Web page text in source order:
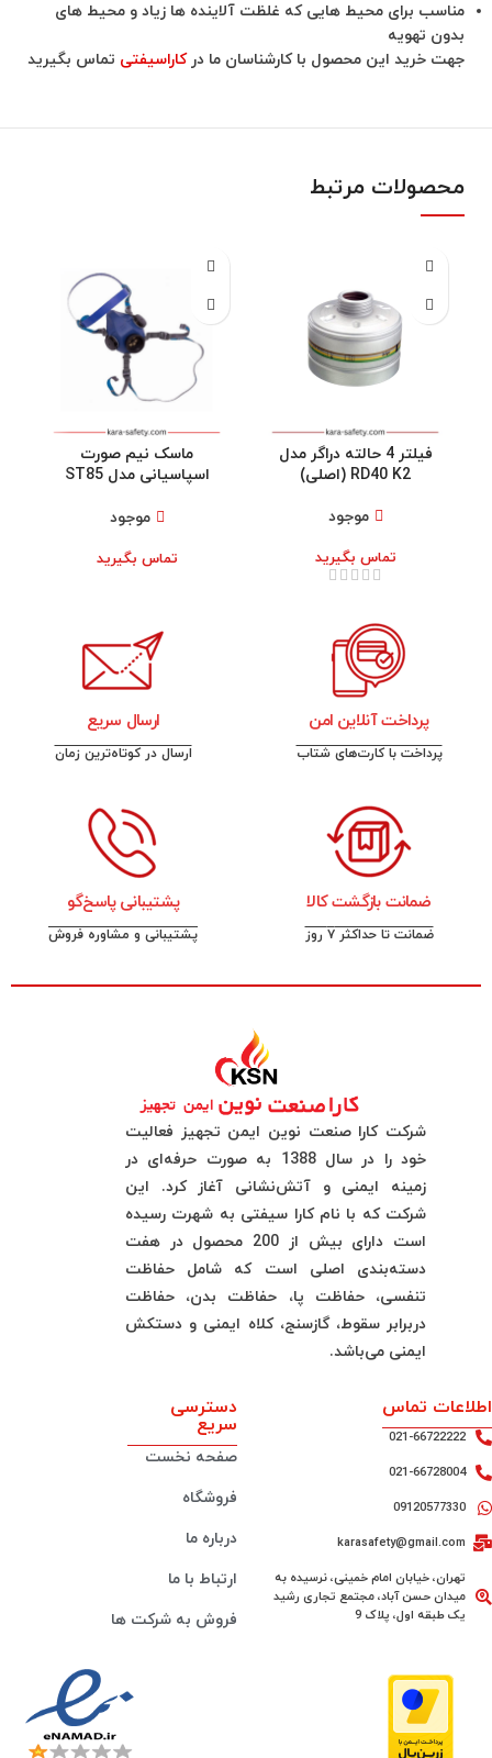
مناسب برای محیط هایی که غلظت آلاینده ها زیاد و محیط های
بدون تهویه
جهت خرید این محصول با کارشناسان ما درکاراسیفتی تماس بگیرید
محصولات مرتبط
فیلتر 4 حالته دراگر مدل
RD40 K2 (اصلی)
موجود
تماس بگیرید
ماسک نیم صورت
اسپاسیانی مدل ST85
موجود
تماس بگیرید
پرداخت آنلاین امن
پرداخت با کارت‌های شتاب
ارسال سریع
ارسال در کوتاه‌ترین زمان
ضمانت بازگشت کالا
ضمانت تا حداکثر ۷ روز
پشتیبانی پاسخ‌گو
پشتیبانی و مشاوره فروش
شرکت کارا صنعت نوین ایمن تجهیز فعالیت
خود را در سال 1388 به صورت حرفه‌ای در
زمینه ایمنی و آتش‌نشانی آغاز کرد. این
شرکت که با نام کارا سیفتی به شهرت رسیده
است دارای بیش از 200 محصول در هفت
دسته‌بندی اصلی است که شامل حفاظت
تنفسی، حفاظت پا، حفاظت بدن، حفاظت
دربرابر سقوط، گازسنج، کلاه ایمنی و دستکش
ایمنی می‌باشد.
اطلاعات تماس
021-66722222
021-66728004
09120577330
karasafety@gmail.com
تهران، خیابان امام خمینی، نرسیده به
میدان حسن آباد، مجتمع تجاری رشید
یک طبقه اول، پلاک 9
دسترسی
سریع
صفحه نخست
فروشگاه
درباره ما
ارتباط با ما
فروش به شرکت ها